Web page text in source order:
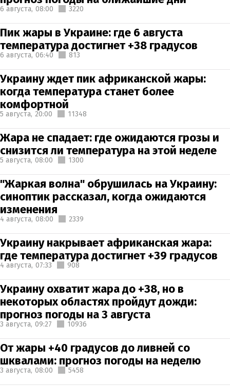
6 августа, 08:00 3220
Пик жары в Украине: где 6 августа
температура достигнет +38 градусов
6 августа, 06:40 813
Украину ждет пик африканской жары:
когда температура станет более
комфортной
5 августа, 20:00 11348
Жара не спадает: где ожидаются грозы и
снизится ли температура на этой неделе
5 августа, 08:00 1300
"Жаркая волна" обрушилась на Украину:
синоптик рассказал, когда ожидаются
изменения
4 августа, 08:00 2339
Украину накрывает африканская жара:
где температура достигнет +39 градусов
4 августа, 07:33 908
Украину охватит жара до +38, но в
некоторых областях пройдут дожди:
прогноз погоды на 3 августа
3 августа, 09:27 10936
От жары +40 градусов до ливней со
шквалами: прогноз погоды на неделю
3 августа, 08:00 5458